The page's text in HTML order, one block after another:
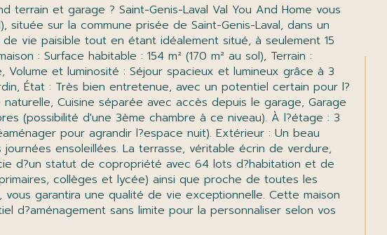
sur la commune prisée de Saint-Genis-Laval, dans un
vie paisible tout en étant idéalement situé, à seulement 15
: Surface habitable : 154 m² (170 m² au sol), Terrain :
et luminosité : Séjour spacieux et lumineux grâce à 3
État : Très bien entretenue, avec un potentiel certain pour l?
Cuisine séparée avec accès depuis le garage, Garage
(possibilité d'une 3ème chambre à ce niveau). À l?étage : 3
pour agrandir l?espace nuit). Extérieur : Un beau
ensoleillées. La terrasse, véritable écrin de verdure,
d?un statut de copropriété avec 64 lots d?habitation et de
collèges et lycée) ainsi que proche de toutes les
garantira une qualité de vie exceptionnelle. Cette maison
d?aménagement sans limite pour la personnaliser selon vos